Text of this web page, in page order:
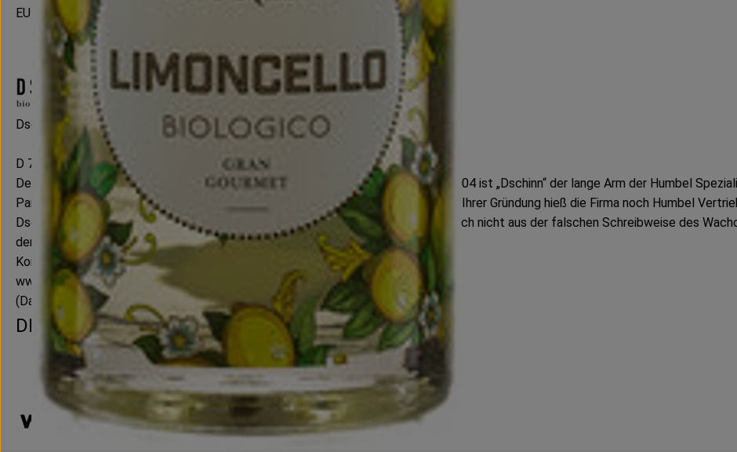
EU
Dschinn GmbH & Co. KG
D 78359 Orsingen
Der Claim Bio|Schnaps|Kultur ist dabei Anspruch und Bekenntnis zugleich. Seit 2004 ist „Dschinn“ der lange Arm der Humbel
Partnerschaftlich betrieben wird sie von Lorenz Humbel und Riegel Bioweine. Bei Ihrer Gründung hieß die Firma noch Humbel
Dschinn. Der Name wurde übrigens lange vor dem Gin Boom gefunden. Er ergibt sich nicht aus der falschen Schreibweise des
der gute Geist aus der Flasche.
Kontrollnummer ,DE-ÖKO-001
www.humbel.de
(Daten von Ecoinform)
DISTILLERIA WALCHER